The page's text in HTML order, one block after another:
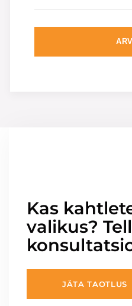
Kas
valikus?
JÄTA TAOTLUS